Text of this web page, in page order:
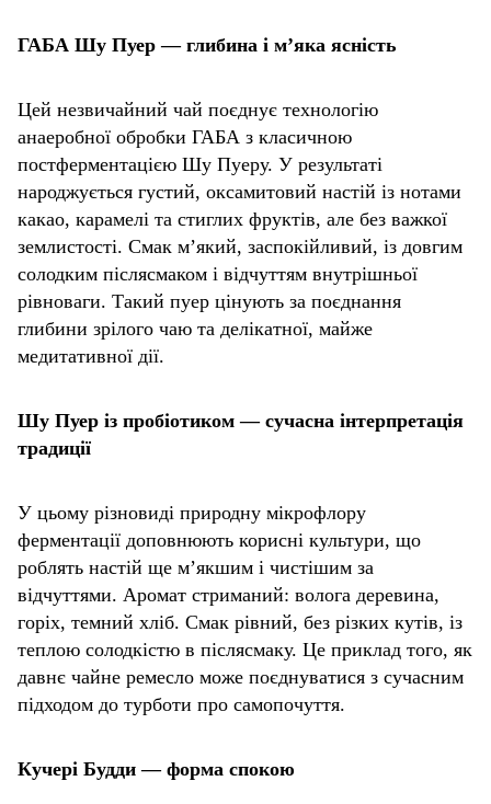
ГАБА Шу Пуер — глибина і м’яка ясність
Цей незвичайний чай поєднує технологію
анаеробної обробки ГАБА з класичною
постферментацією Шу Пуеру. У результаті
народжується густий, оксамитовий настій із нотами
какао, карамелі та стиглих фруктів, але без важкої
землистості. Смак м’який, заспокійливий, із довгим
солодким післясмаком і відчуттям внутрішньої
рівноваги. Такий пуер цінують за поєднання
глибини зрілого чаю та делікатної, майже
медитативної дії.
Шу Пуер із пробіотиком — сучасна інтерпретація
традиції
У цьому різновиді природну мікрофлору
ферментації доповнюють корисні культури, що
роблять настій ще м’якшим і чистішим за
відчуттями. Аромат стриманий: волога деревина,
горіх, темний хліб. Смак рівний, без різких кутів, із
теплою солодкістю в післясмаку. Це приклад того, як
давнє чайне ремесло може поєднуватися з сучасним
підходом до турботи про самопочуття.
Кучері Будди — форма спокою